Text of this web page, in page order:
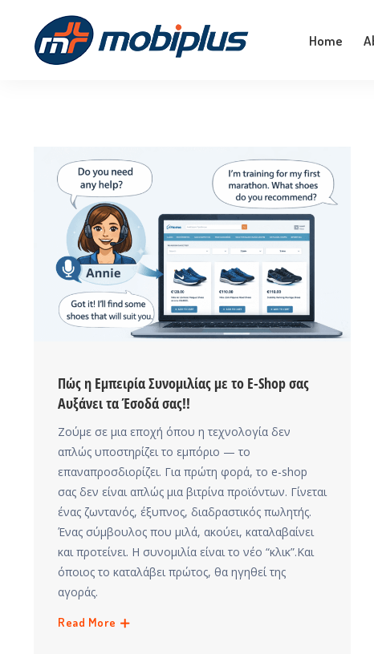
Empower Your Business With The Magic Of
Machine Learning!
Home
Πώς η Εμπειρία Συνομιλίας με το E-Shop σας
Αυξάνει τα Έσοδά σας!!
Ζούμε σε μια εποχή όπου η τεχνολογία δεν
απλώς υποστηρίζει το εμπόριο — το
επαναπροσδιορίζει. Για πρώτη φορά, το e-shop
σας δεν είναι απλώς μια βιτρίνα προϊόντων. Γίνεται
ένας ζωντανός, έξυπνος, διαδραστικός πωλητής.
Ένας σύμβουλος που μιλά, ακούει, καταλαβαίνει
και προτείνει. Η συνομιλία είναι το νέο “κλικ”.Και
όποιος το καταλάβει πρώτος, θα ηγηθεί της
αγοράς.
Read More